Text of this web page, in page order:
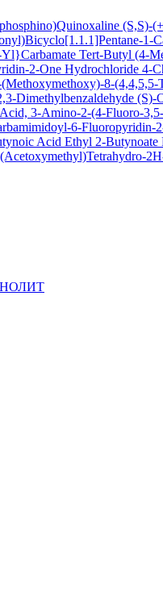
(S,S)-
1-
Tert-Butyl (4-
2-One Hydrochloride 4-
8-
Dimethylbenzaldehyde (S)-
3-Amino-2-(4-Fluoro-
6-Fluoropyridin-
Acid Ethyl 2-Butynoate